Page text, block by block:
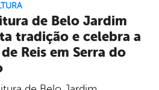
de Belo Jardim
tradição e celebra a
Reis em Serra do